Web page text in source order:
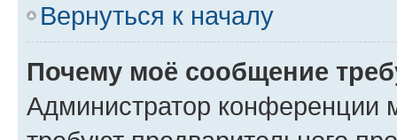
Вернуться к началу
Почему моё сообщение
Администратор конференции